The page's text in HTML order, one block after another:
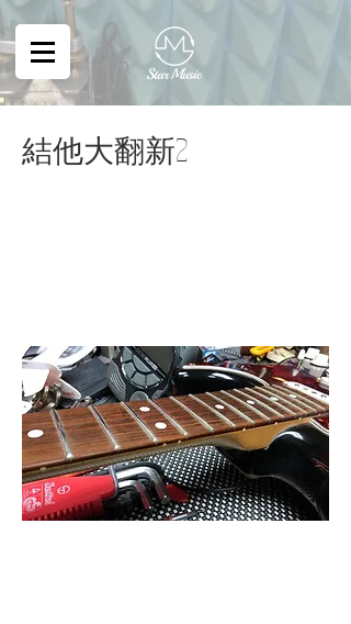
結他大翻新2